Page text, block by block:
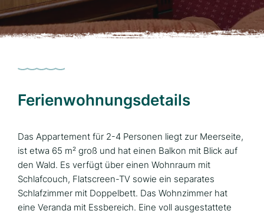
Ferienwohnungsdetails
Das Appartement für 2-4 Personen liegt zur Meerseite,
ist etwa 65 m² groß und hat einen Balkon mit Blick auf
den Wald. Es verfügt über einen Wohnraum mit
Schlafcouch, Flatscreen-TV sowie ein separates
Schlafzimmer mit Doppelbett. Das Wohnzimmer hat
eine Veranda mit Essbereich. Eine voll ausgestattete